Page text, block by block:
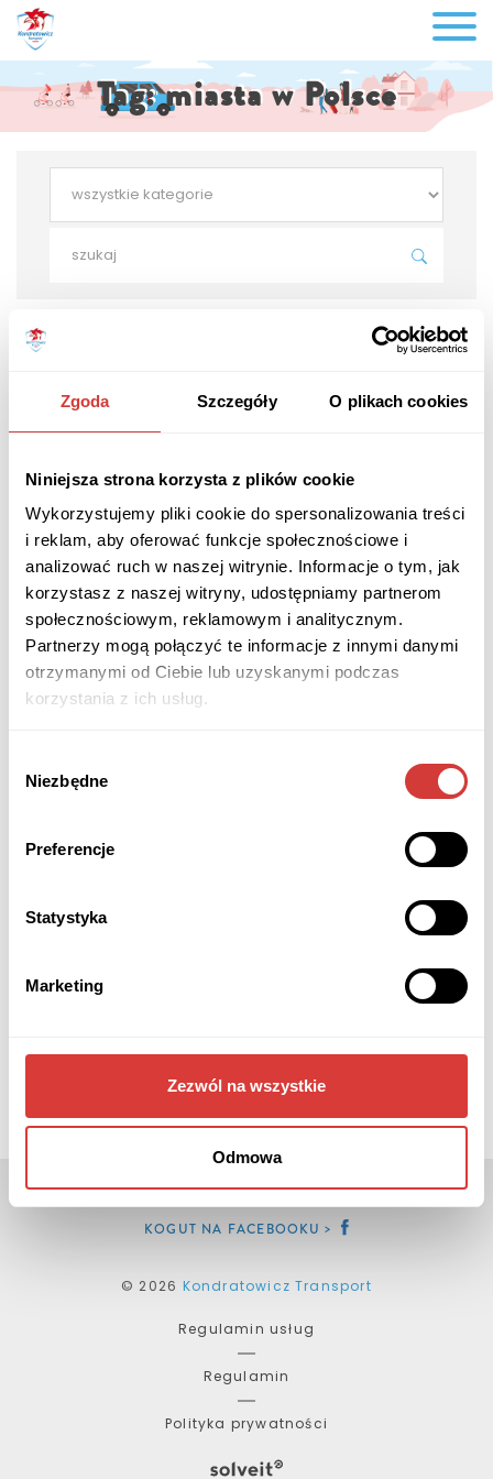
Zgoda Szczegóły O plikach cookies
Niniejsza strona korzysta z plików cookie
Wykorzystujemy pliki cookie do spersonalizowania treści
i reklam, aby oferować funkcje społecznościowe i
analizować ruch w naszej witrynie. Informacje o tym, jak
korzystasz z naszej witryny, udostępniamy partnerom
społecznościowym, reklamowym i analitycznym.
Partnerzy mogą połączyć te informacje z innymi danymi
otrzymanymi od Ciebie lub uzyskanymi podczas
korzystania z ich usług.
zgody
Niezbędne
Preferencje
Statystyka
Marketing
Zezwól na wszystkie
Odmowa
Tag:miasta w Polsce
24.11.2021 Podróże po Polsce
Pomysł na zwiedzanie – najstarsze miasta w
Polsce
szlakiem najstarszych polskich miast. Czeka Was
niesamowity...
CZYTAJ WIĘCEJ
KOGUT NA FACEBOOKU
© 2026 Kondratowicz Transport
Regulamin usług
Regulamin
Polityka prywatności